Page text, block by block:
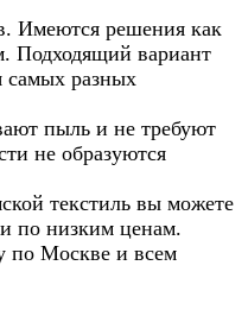
Имеются решения как
Подходящий вариант
самых разных
пыль и не требуют
не образуются
текстиль вы можете
по низким ценам.
по Москве и всем